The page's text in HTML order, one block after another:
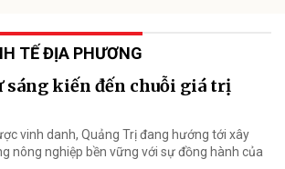
TẾ ĐỊA PHƯƠNG
sáng kiến đến chuỗi giá trị
vinh danh, Quảng Trị đang hướng tới xây
nông nghiệp bền vững với sự đồng hành của